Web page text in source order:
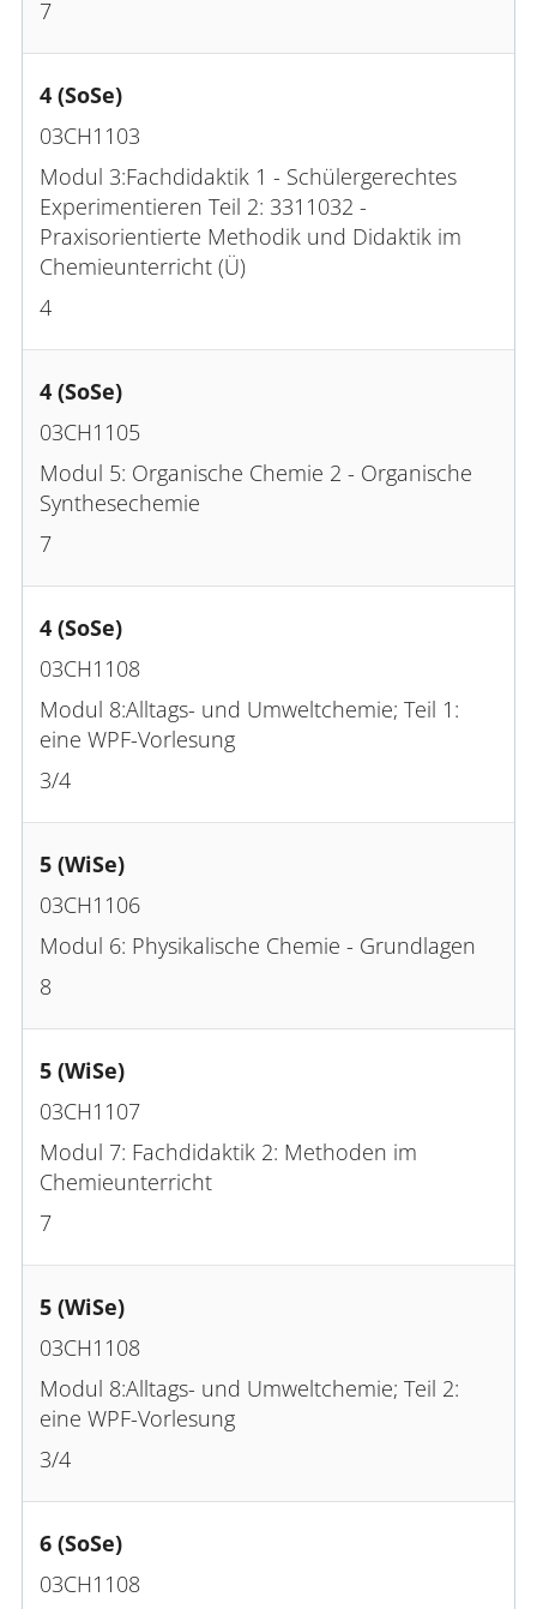
7
4 (SoSe)
03CH1103
Modul 3:Fachdidaktik 1 - Schülergerechtes
Experimentieren Teil 2: 3311032 -
Praxisorientierte Methodik und Didaktik im
Chemieunterricht (Ü)
4
4 (SoSe)
03CH1105
Modul 5: Organische Chemie 2 - Organische
Synthesechemie
7
4 (SoSe)
03CH1108
Modul 8:Alltags- und Umweltchemie; Teil 1:
eine WPF-Vorlesung
3/4
5 (WiSe)
03CH1106
Modul 6: Physikalische Chemie - Grundlagen
8
5 (WiSe)
03CH1107
Modul 7: Fachdidaktik 2: Methoden im
Chemieunterricht
7
5 (WiSe)
03CH1108
Modul 8:Alltags- und Umweltchemie; Teil 2:
eine WPF-Vorlesung
3/4
6 (SoSe)
03CH1108